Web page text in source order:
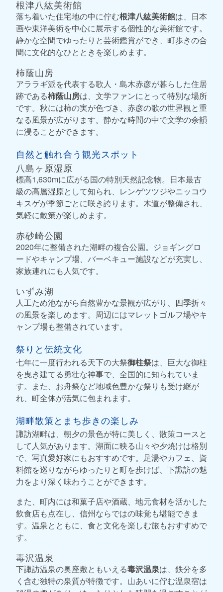
根津八紘美術館
落ち着いた住宅地の中に佇む根津八紘美術館は、日本
画や東洋美術を中心に展示する個性的な美術館です。
静かな空間でゆったりと芸術鑑賞ができ、町歩きの合
間に文化的なひとときを楽しめます。
柿蔭山房
アララギ派を代表する歌人・島木赤彦が暮らした住居
跡である柿蔭山房は、文学ファンにとって特別な場所
です。秋には柿の実が色づき、赤彦の歌の世界観と重
なる風景が広がります。静かな時間の中で文学の余韻
に浸ることができます。
自然と触れ合う観光スポット
八島ヶ原湿原
標高1,630mに広がる国の特別天然記念物。日本最古
級の高層湿原として知られ、レンゲツツジやニッコウ
キスゲが季節ごとに咲き誇ります。木道が整備され、
気軽に散策が楽しめます。
赤砂崎公園
2020年に整備された湖畔の複合公園。ジョギングロ
ードやキャンプ場、バーベキュー施設などが充実し、
家族連れにも人気です。
いずみ湖
人工ため池ながら自然豊かな景観が広がり、四季折々
の風景を楽しめます。周辺にはマレットゴルフ場やキ
ャンプ場も整備されています。
祭りと伝統文化
七年に一度行われる天下の大祭御柱祭は、巨大な御柱
を曳き建てる勇壮な神事で、全国的に知られていま
す。また、お舟祭など地域色豊かな祭りも受け継が
れ、町全体が活気に包まれます。
湖畔散策とまち歩きの楽しみ
諏訪湖畔は、朝夕の景色が特に美しく、散策コースと
して人気があります。湖面に映る山々や夕焼けは格別
で、写真愛好家にもおすすめです。足湯やカフェ、資
料館を巡りながらゆったりと町を歩けば、下諏訪の魅
力をより深く味わうことができます。
また、町内には和菓子店や酒蔵、地元食材を活かした
飲食店も点在し、信州ならではの味覚も堪能できま
す。温泉とともに、食と文化を楽しむ旅もおすすめで
す。
毒沢温泉
下諏訪温泉の奥座敷ともいえる毒沢温泉は、鉄分を多
く含む独特の泉質が特徴です。山あいに佇む温泉宿は